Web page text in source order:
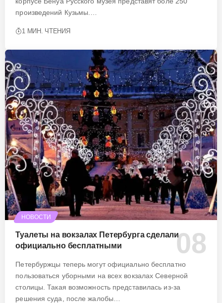
произведений Кузьмы.…
1 МИН. ЧТЕНИЯ
НОВОСТИ
Туалеты на вокзалах Петербурга сделали
официально бесплатными
Петербуржцы теперь могут официально бесплатно
пользоваться уборными на всех вокзалах Северной
столицы. Такая возможность представилась из-за
решения суда, после жалобы…